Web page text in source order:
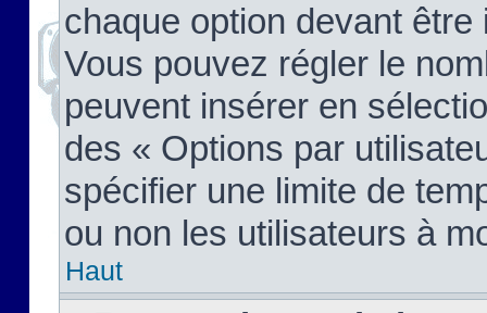
chaque option devant
Vous pouvez régler le
peuvent insérer en
des « Options par
spécifier une limite de
ou non les utilisateurs à
Haut